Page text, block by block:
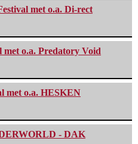
met o.a. Di-rect
met o.a. Predatory Void
met o.a. HESKEN
- DAK